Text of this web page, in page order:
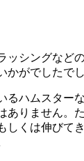
ッシングなど
かがでしたで
るハムスター
ありません。
しくは伸びて